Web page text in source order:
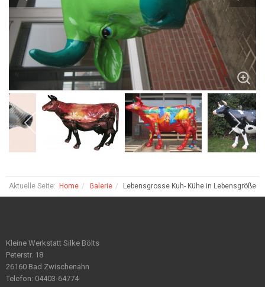
Aktuelle Seite: Home Galerie Lebensgrosse Kuh- Kühe in Lebensgröße
Kleine Werkstatt Silke Bölts
Peterstr. 18
26160 Bad Zwischenahn
Telefon: 04403-64774